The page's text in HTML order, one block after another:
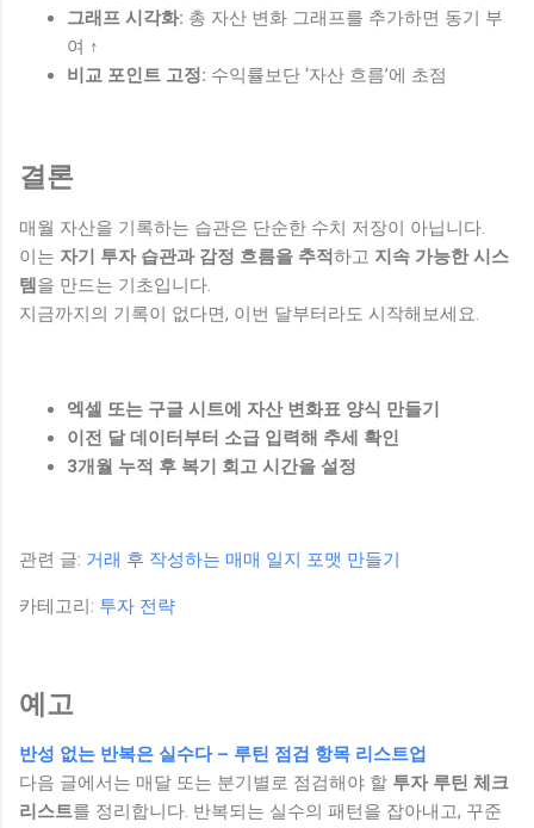
그래프 시각화: 총 자산 변화 그래프를 추가하면 동기 부
여 ↑
비교 포인트 고정: 수익률보단 ‘자산 흐름’에 초점
결론
매월 자산을 기록하는 습관은 단순한 수치 저장이 아닙니다.
이는 자기 투자 습관과 감정 흐름을 추적하고 지속 가능한 시스
템 을 만드는 기초입니다.
지금까지의 기록이 없다면, 이번 달부터라도 시작해보세요.
엑셀 또는 구글 시트에 자산 변화표 양식 만들기
이전 달 데이터부터 소급 입력해 추세 확인
3개월 누적 후 복기 회고 시간을 설정
관련 글: 거래 후 작성하는 매매 일지 포맷 만들기
카테고리: 투자 전략
예고
반성 없는 반복은 실수다 – 루틴 점검 항목 리스트업
다음 글에서는 매달 또는 분기별로 점검해야 할 투자 루틴 체크
리스트를 정리합니다. 반복되는 실수의 패턴을 잡아내고, 꾸준